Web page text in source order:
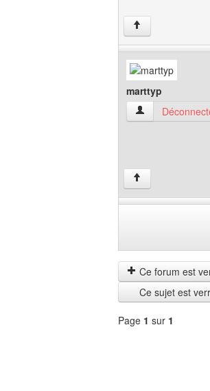
↑
marttyp
marttyp Voir le
↑
Ce forum est
Ce sujet est
Page 1 sur 1